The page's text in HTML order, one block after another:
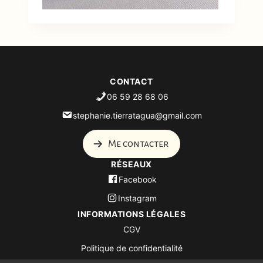
INFORMATIONS LÉGALES
CGV
Politique de confidentialité
RÉSEAUX
Facebook
Instagram
CONTACT
06 59 28 68 06
stephanie.tierratagua@gmail.com
Me contacter